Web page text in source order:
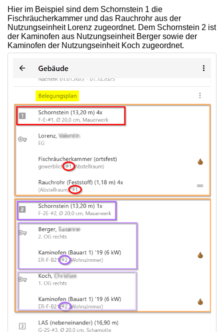
Hier im Beispiel sind dem Schornstein 1 die
Fischräucherkammer und das Rauchrohr aus der
Nutzungseinheit Lorenz zugeordnet. Dem Schornstein 2 ist
der Kaminofen aus Nutzungseinheit Berger sowie der
Kaminofen der Nutzungseinheit Koch zugeordnet.